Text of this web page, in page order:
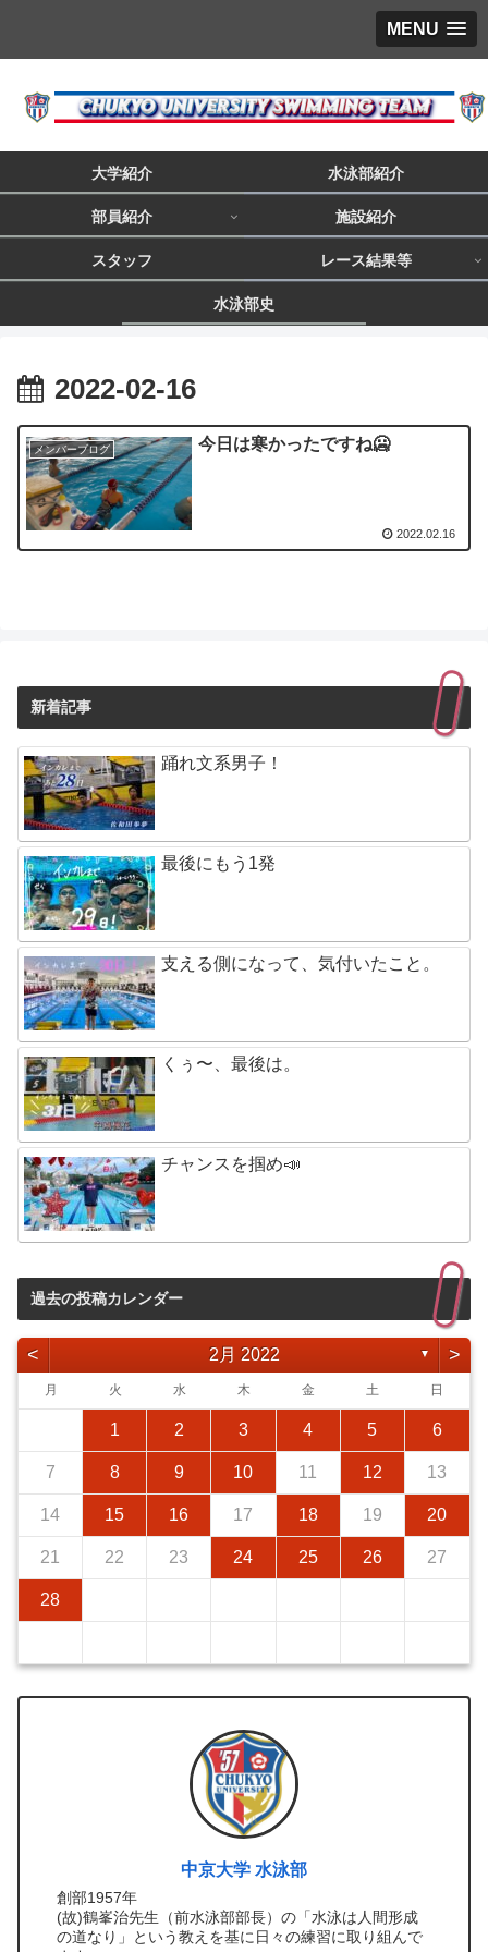
MENU
大学紹介 水泳部紹介
部員紹介 施設紹介
スタッフ レース結果等
水泳部史
2022-02-16
メンバーブログ 今日は寒かったですね🥶
2022.02.16
新着記事
踊れ文系男子！
最後にもう1発
支える側になって、気付いたこと。
くぅ〜、最後は。
チャンスを掴め📣
過去の投稿カレンダー
< 2月 2022 ▼ >
月 火 水 木 金 土 日
1 2 3 4 5 6
7 8 9 10 11 12 13
14 15 16 17 18 19 20
21 22 23 24 25 26 27
28
中京大学 水泳部
創部1957年
(故)鶴峯治先生（前水泳部部長）の「水泳は人間形成
の道なり」という教えを基に日々の練習に取り組んで